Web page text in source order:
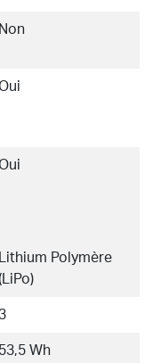
Non
Oui
Lithium Polymère
3
53,5 Wh